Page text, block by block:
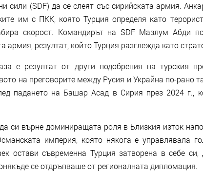
сили (SDF) да се слеят със сирийската армия.
им с ПКК, която Турция определя като
скорост. Командирът на SDF Мазлум Абди
армия, резултат, който Турция разглежда като
е резултат от други подобрения на турския
на преговорите между Русия и Украйна по-рано
падането на Башар Асад в Сирия през 2024 г.,
си върне доминиращата роля в Близкия изток
империя, която някога е управлявала
остави съвременна Турция затворена в себе
се отдръпваше от регионалната дипломация.